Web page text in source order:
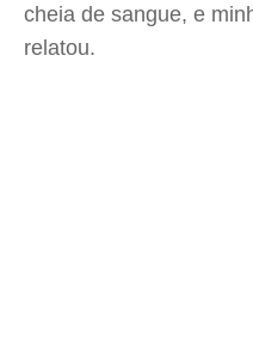
cheia de sangue, e
relatou.